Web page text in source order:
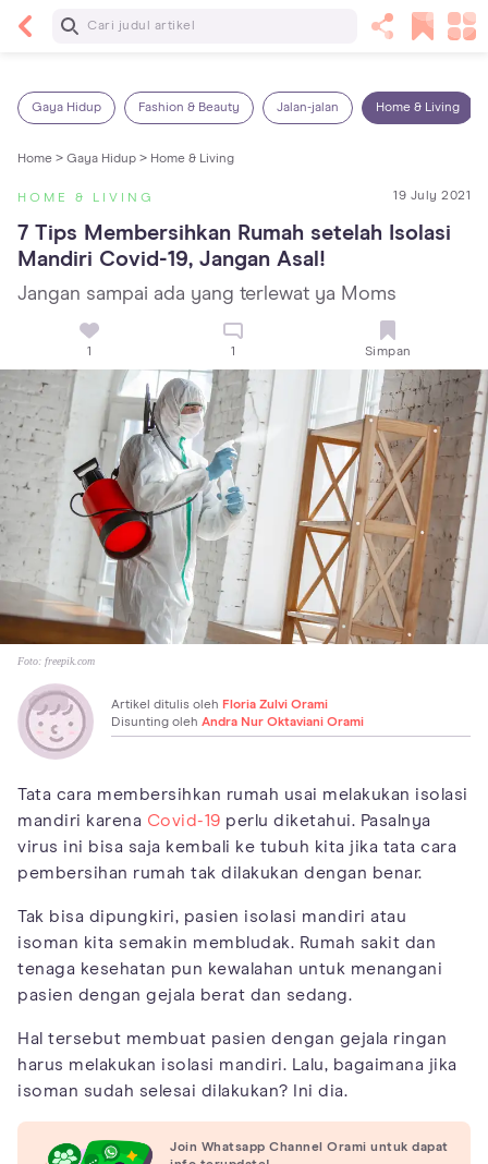
Baca Selanjutnya
Gaya Hidup Fashion & Beauty Jalan-jalan Home & Living
Home > Gaya Hidup > Home & Living
HOME & LIVING 19 July 2021
7 Tips Membersihkan Rumah setelah Isolasi
Mandiri Covid-19, Jangan Asal!
Jangan sampai ada yang terlewat ya Moms
1 1 Simpan
Foto: freepik.com
Artikel ditulis oleh Floria Zulvi Orami
Disunting oleh Andra Nur Oktaviani Orami
Tata cara membersihkan rumah usai melakukan isolasi
mandiri karena Covid-19 perlu diketahui. Pasalnya
virus ini bisa saja kembali ke tubuh kita jika tata cara
pembersihan rumah tak dilakukan dengan benar.
Tak bisa dipungkiri, pasien isolasi mandiri atau
isoman kita semakin membludak. Rumah sakit dan
tenaga kesehatan pun kewalahan untuk menangani
pasien dengan gejala berat dan sedang.
Hal tersebut membuat pasien dengan gejala ringan
harus melakukan isolasi mandiri. Lalu, bagaimana jika
isoman sudah selesai dilakukan? Ini dia.
Join Whatsapp Channel Orami untuk dapat